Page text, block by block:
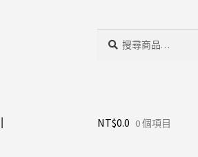
NT$0.0 0 個項目